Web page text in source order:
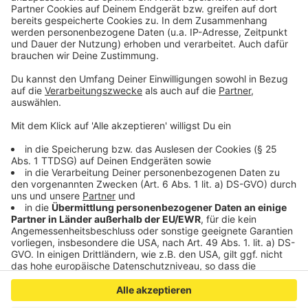
Anzeige
©Antenne AC
Anzeige